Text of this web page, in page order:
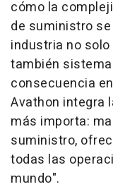
cómo la
de suministro
industria no
también
consecuencia
Avathon integra
más importa:
suministro,
todas las
mundo".